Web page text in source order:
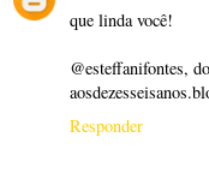
que linda você!
@esteffanifontes,
Responder